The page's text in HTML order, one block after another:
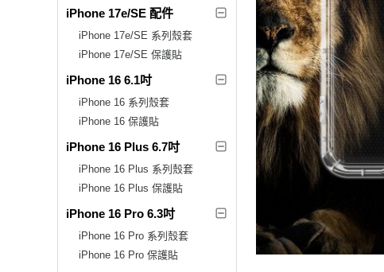
iPhone 17e/SE 配件
iPhone 17e/SE 系列殼套
iPhone 17e/SE 保護貼
iPhone 16 6.1吋
iPhone 16 系列殼套
iPhone 16 保護貼
iPhone 16 Plus 6.7吋
iPhone 16 Plus 系列殼套
iPhone 16 Plus 保護貼
iPhone 16 Pro 6.3吋
iPhone 16 Pro 系列殼套
iPhone 16 Pro 保護貼